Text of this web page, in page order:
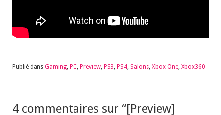
Publié dans Gaming, PC, Preview, PS3, PS4, Salons, Xbox One, Xbox360
4 commentaires sur “[Preview]